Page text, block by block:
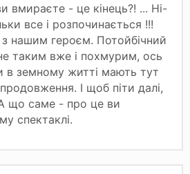
вмираєте - це кінець?! ... Ні-
все і розпочинається !!!
нашим героєм. Потойбічний
таким вже і похмурим, ось
в земному житті мають тут
І щоб піти далі,
що саме - про це ви
спектаклі.